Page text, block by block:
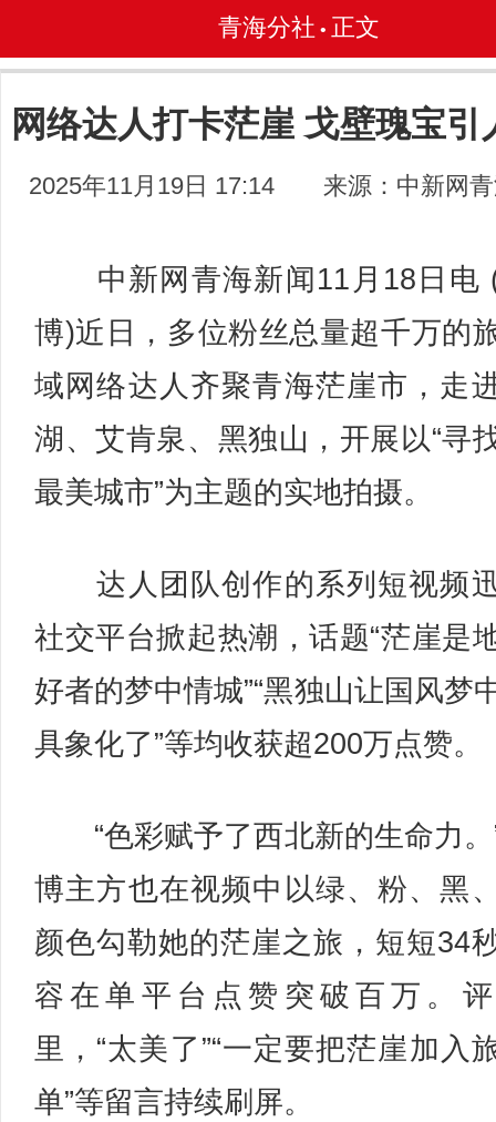
青海分社 • 正文
网络达人打卡茫崖 戈壁瑰宝引
2025年11月19日 17:14 来源：中新网
中新网青海新闻11月18日电
博)近日，多位粉丝总量超千万的
域网络达人齐聚青海茫崖市，走
湖、艾肯泉、黑独山，开展以“寻
最美城市”为主题的实地拍摄。
达人团队创作的系列短视频
社交平台掀起热潮，话题“茫崖是
好者的梦中情城”“黑独山让国风梦
具象化了”等均收获超200万点赞。
“色彩赋予了西北新的生命力。
博主方也在视频中以绿、粉、黑
颜色勾勒她的茫崖之旅，短短34
容在单平台点赞突破百万。
里，“太美了”“一定要把茫崖加入
单”等留言持续刷屏。